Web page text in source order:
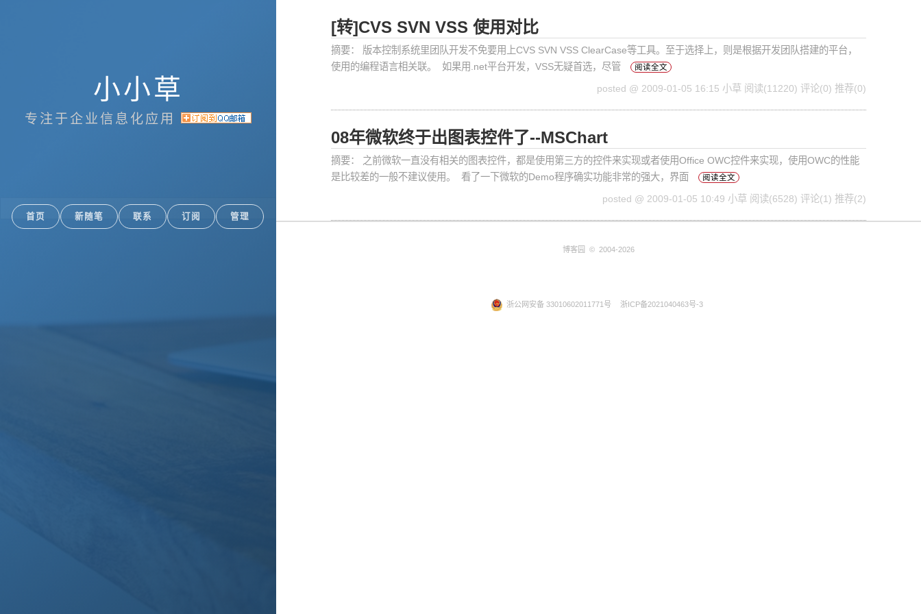
小小草
专注于企业信息化应用
首页 新随笔 联系 订阅 管理
[转]CVS SVN VSS 使用对比
摘要： 版本控制系统里团队开发不免要用上CVS SVN VSS ClearCase等工具。至于选择上，则是根据开发团队搭建的平台，
使用的编程语言相关联。 如果用.net平台开发，VSS无疑首选，尽管
阅读全文
posted @ 2009-01-05 16:15 小草 阅读(11220) 评论(0) 推荐(0)
08年微软终于出图表控件了--MSChart
摘要： 之前微软一直没有相关的图表控件，都是使用第三方的控件来实现或者使用Office OWC控件来实现，使用OWC的性能
是比较差的一般不建议使用。 看了一下微软的Demo程序确实功能非常的强大，界面
阅读全文
posted @ 2009-01-05 10:49 小草 阅读(6528) 评论(1) 推荐(2)
博客园 © 2004-2026
浙公网安备 33010602011771号 浙ICP备2021040463号-3